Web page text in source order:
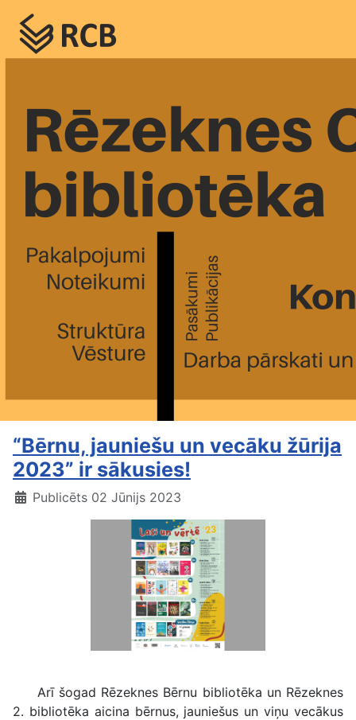
“Bērnu, jauniešu un vecāku žūrija
2023” ir sākusies!
Publicēts 02 Jūnijs 2023
Arī šogad Rēzeknes Bērnu bibliotēka un Rēzeknes
2. bibliotēka aicina bērnus, jauniešus un viņu vecākus